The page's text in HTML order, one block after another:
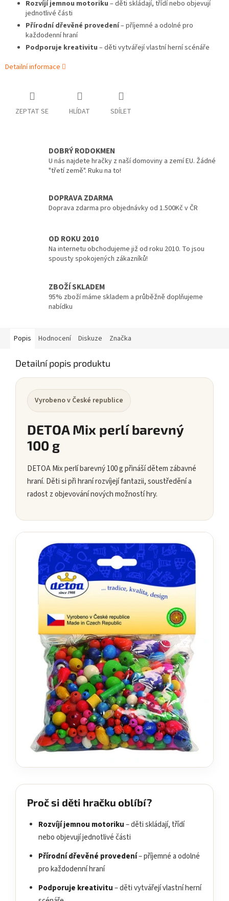
Rozvíjí jemnou motoriku – děti skládají, třídí nebo objevují
jednotlivé části
Přírodní dřevěné provedení– příjemné a odolné pro
každodenní hraní
Podporuje kreativitu – děti vytvářejí vlastní herní scénáře
Detailní informace
ZEPTAT SE HLÍDAT SDÍLET
DOBRÝ RODOKMEN
U nás najdete hračky z naší domoviny a zemí EU. Žádné
"třetí země". Ruku na to!
DOPRAVA ZDARMA
Doprava zdarma pro objednávky od 1.500Kč v ČR
OD ROKU 2010
Na internetu obchodujeme již od roku 2010. To jsou
spousty spokojených zákazníků!
ZBOŽÍ SKLADEM
95% zboží máme skladem a průběžně doplňujeme
nabídku
Popis Hodnocení Diskuze Značka
Detailní popis produktu
Vyrobeno v České republice
DETOA Mix perlí barevný
100 g
DETOA Mix perlí barevný 100 g přináší dětem zábavné
hraní. Děti si při hraní rozvíjejí fantazii, soustředění a
radost z objevování nových možností hry.
Proč si děti hračku oblíbí?
Rozvíjí jemnou motoriku– děti skládají, třídí
nebo objevují jednotlivé části
Přírodní dřevěné provedení– příjemné a odolné
pro každodenní hraní
Podporuje kreativitu– děti vytvářejí vlastní herní